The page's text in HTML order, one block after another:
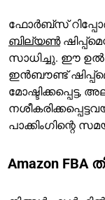
ഫോർബ്സ്
ബില്യൺ
സാധിച്ചു. ഈ
ഇൻബൗണ്ട്
മോഷ്ടിക്കപ്പെട്ട,
പാക്കിംഗിന്റെ
Amazon FBA